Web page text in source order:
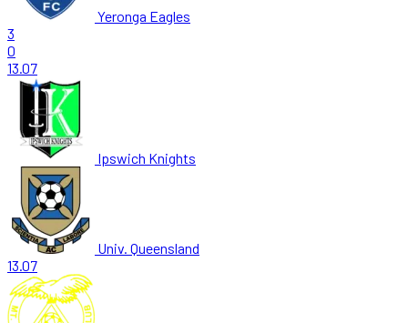
Yeronga Eagles
3
0
13.07
Ipswich Knights
Univ. Queensland
13.07